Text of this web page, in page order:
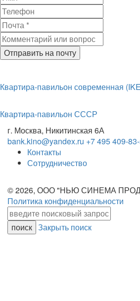
Отправить на почту
Квартира-павильон современная
Квартира-павильон СССР
г. Москва, Никитинская 6А
bank.kino@yandex.ru +7 495 409-
Контакты
Сотрудничество
© 2026, ООО "НЬЮ СИНЕМА
Политика конфиденциальности
Закрыть поиск